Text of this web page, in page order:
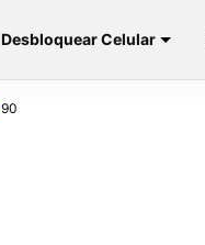
Desbloquear Celular
90